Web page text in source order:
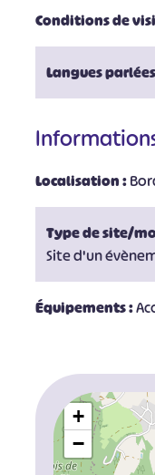
Conditions de
Langues
Localisation :
Type de site/
Site d'un
Équipements :
+
−